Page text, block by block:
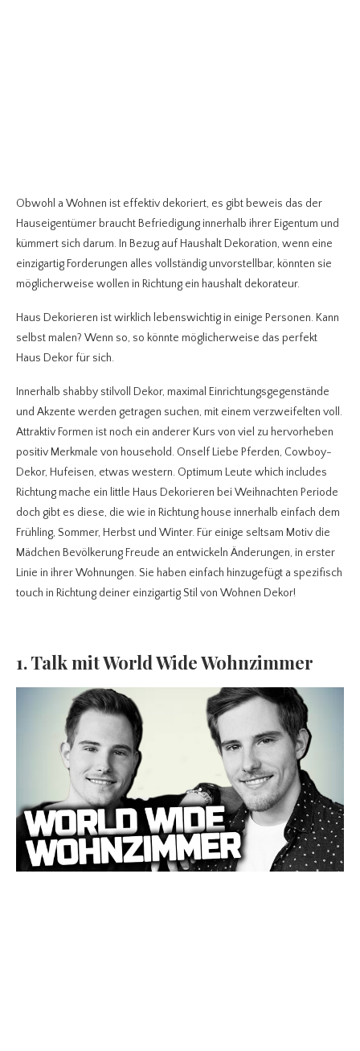
Obwohl a Wohnen ist effektiv dekoriert, es gibt beweis das der
Hauseigentümer braucht Befriedigung innerhalb ihrer Eigentum und
kümmert sich darum. In Bezug auf Haushalt Dekoration, wenn eine
einzigartig Forderungen alles vollständig unvorstellbar, könnten sie
möglicherweise wollen in Richtung ein haushalt dekorateur.
Haus Dekorieren ist wirklich lebenswichtig in einige Personen. Kann
selbst malen? Wenn so, so könnte möglicherweise das perfekt
Haus Dekor für sich.
Innerhalb shabby stilvoll Dekor, maximal Einrichtungsgegenstände
und Akzente werden getragen suchen, mit einem verzweifelten voll.
Attraktiv Formen ist noch ein anderer Kurs von viel zu hervorheben
positiv Merkmale von household. Onself Liebe Pferden, Cowboy-
Dekor, Hufeisen, etwas western. Optimum Leute which includes
Richtung mache ein little Haus Dekorieren bei Weihnachten Periode
doch gibt es diese, die wie in Richtung house innerhalb einfach dem
Frühling, Sommer, Herbst und Winter. Für einige seltsam Motiv die
Mädchen Bevölkerung Freude an entwickeln Änderungen, in erster
Linie in ihrer Wohnungen. Sie haben einfach hinzugefügt a spezifisch
touch in Richtung deiner einzigartig Stil von Wohnen Dekor!
1. Talk mit World Wide Wohnzimmer